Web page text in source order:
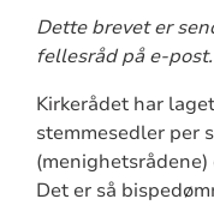
Dette brevet er
fellesråd på e-post.
Kirkerådet har
stemmesedler per
Det er så